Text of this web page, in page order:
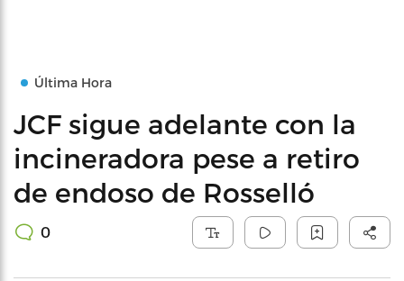
Última Hora
JCF sigue adelante con la
incineradora pese a retiro
de endoso de Rosselló
0